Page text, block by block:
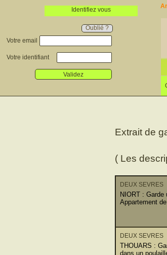
Identifiez vous
Oublié ?
Votre email
Votre identifiant
Validez
Extrait de
( Les
DEUX SEVRES
NIORT :
Appartement
DEUX SEVRES
THOUARS :
dans un